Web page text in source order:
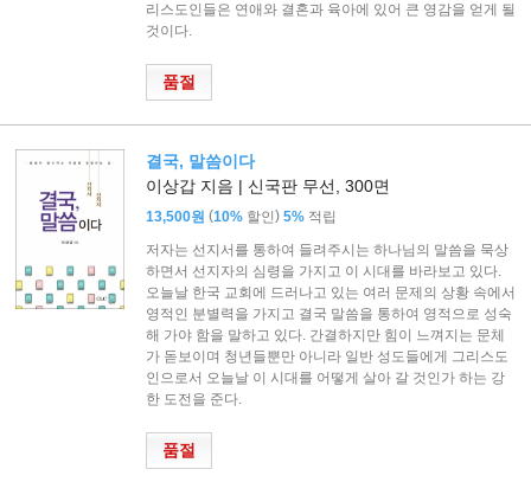
리스도인들은 연애와 결혼과 육아에 있어 큰 영감을 얻게 될
것이다.
품절
결국, 말씀이다
이상갑 지음 | 신국판 무선, 300면
13,500원 (10% 할인) 5% 적립
저자는 선지서를 통하여 들려주시는 하나님의 말씀을 묵상
하면서 선지자의 심령을 가지고 이 시대를 바라보고 있다.
오늘날 한국 교회에 드러나고 있는 여러 문제의 상황 속에서
영적인 분별력을 가지고 결국 말씀을 통하여 영적으로 성숙
해 가야 함을 말하고 있다. 간결하지만 힘이 느껴지는 문체
가 돋보이며 청년들뿐만 아니라 일반 성도들에게 그리스도
인으로서 오늘날 이 시대를 어떻게 살아 갈 것인가 하는 강
한 도전을 준다.
품절